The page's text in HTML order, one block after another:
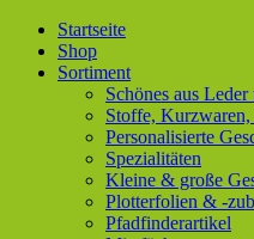
Startseite
Shop
Sortiment
Schönes aus
Stoffe,
Personalisierte
Spezialitäten
Kleine & große
Plotterfolien & -
Pfadfinderartikel